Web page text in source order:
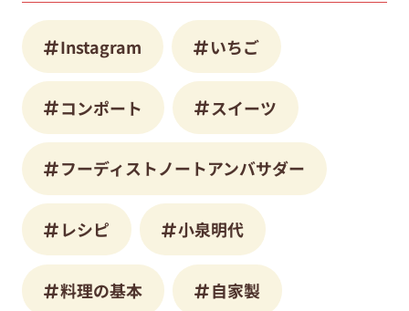
Instagram いちご
コンポート スイーツ
フーディストノートアンバサダー
レシピ 小泉明代
料理の基本 自家製